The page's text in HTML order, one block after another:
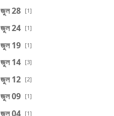
জুল 28 [1]
জুল 24 [1]
জুল 19 [1]
জুল 14 [3]
জুল 12 [2]
জুল 09 [1]
জুল 04 [1]